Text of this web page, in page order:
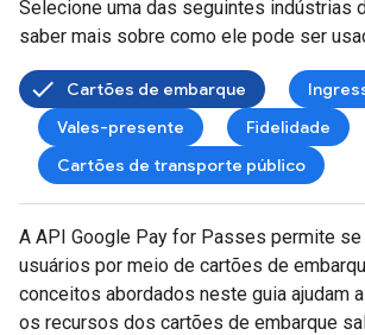
Selecione uma das seguintes indústrias
saber mais sobre como ele pode ser
Cartões de embarque
Vales-presente
Fidelidade
Cartões de transporte público
A API Google Pay for Passes permite se
usuários por meio de cartões de
conceitos abordados neste guia ajudam
os recursos dos cartões de embarque